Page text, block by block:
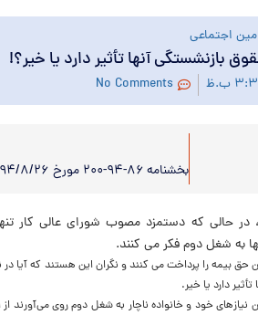
اجتماعی
بازنشستگی آنها تأثیر دارد یا خیر؟!
ب.ظ No Comments
حق بیمه را پرداخت می کنند و نگران این هستند که آیا
دارد یا خیر.
خود و خانواده ناچار به شغل دوم روی می‌آورند